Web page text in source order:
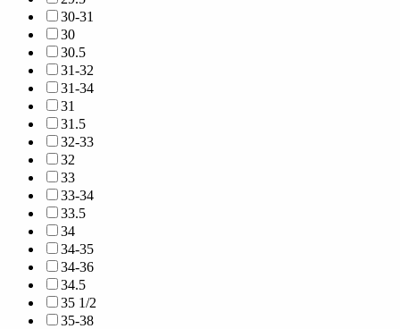
30-31
30
30.5
31-32
31-34
31
31.5
32-33
32
33
33-34
33.5
34
34-35
34-36
34.5
35 1/2
35-38